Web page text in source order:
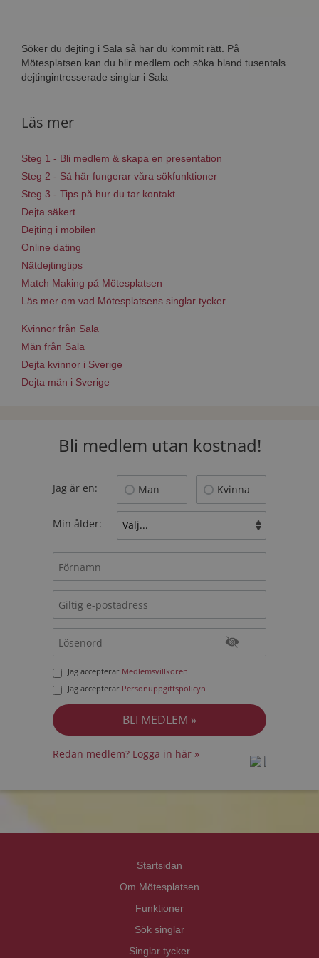
Söker du dejting i Sala så har du kommit rätt. På
Mötesplatsen kan du blir medlem och söka bland tusentals
dejtingintresserade singlar i Sala
Läs mer
Steg 1 - Bli medlem & skapa en presentation
Steg 2 - Så här fungerar våra sökfunktioner
Steg 3 - Tips på hur du tar kontakt
Dejta säkert
Dejting i mobilen
Online dating
Nätdejtingtips
Match Making på Mötesplatsen
Läs mer om vad Mötesplatsens singlar tycker
Kvinnor från Sala
Män från Sala
Dejta kvinnor i Sverige
Dejta män i Sverige
Bli medlem utan kostnad!
Jag är en: Man Kvinna
Min ålder:
Jag accepterar Medlemsvillkoren
Jag accepterar Personuppgiftspolicyn
Redan medlem? Logga in här »
Startsidan
Om Mötesplatsen
Funktioner
Sök singlar
Singlar tycker